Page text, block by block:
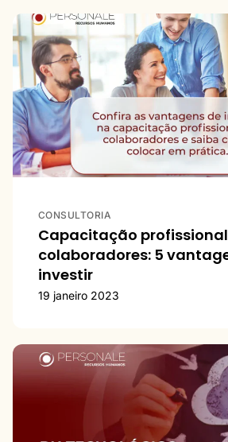
CONSULTORIA
Capacitação
colaboradores: 5
investir
19 janeiro 2023